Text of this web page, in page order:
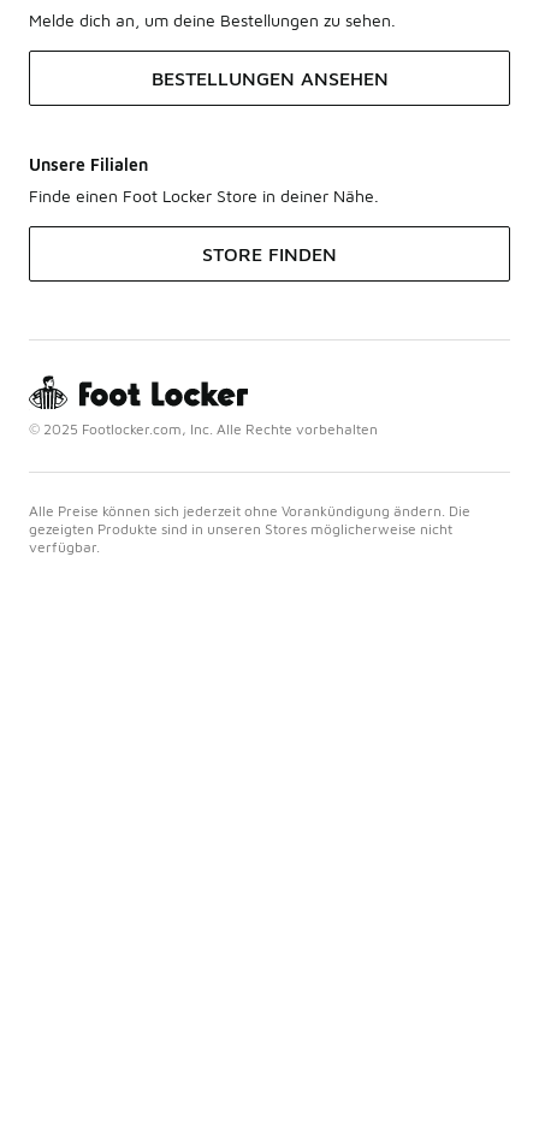
Melde dich an, um deine Bestellungen zu sehen.
BESTELLUNGEN ANSEHEN
Unsere Filialen
Finde einen Foot Locker Store in deiner Nähe.
STORE FINDEN
© 2025 Footlocker.com, Inc. Alle Rechte vorbehalten
Alle Preise können sich jederzeit ohne Vorankündigung ändern. Die
gezeigten Produkte sind in unseren Stores möglicherweise nicht
verfügbar.